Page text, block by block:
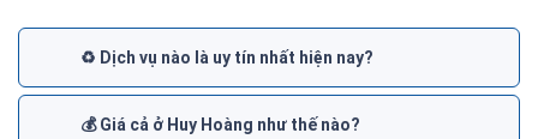
♻️ Dịch vụ nào là uy tín nhất hiện nay?
💰 Giá cả ở Huy Hoàng như thế nào?